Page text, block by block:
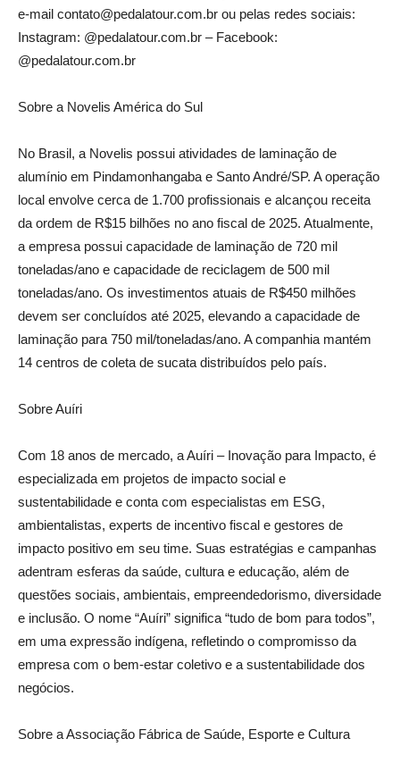
e-mail contato@pedalatour.com.br ou pelas redes sociais:
Instagram: @pedalatour.com.br – Facebook:
@pedalatour.com.br
Sobre a Novelis América do Sul
No Brasil, a Novelis possui atividades de laminação de
alumínio em Pindamonhangaba e Santo André/SP. A operação
local envolve cerca de 1.700 profissionais e alcançou receita
da ordem de R$15 bilhões no ano fiscal de 2025. Atualmente,
a empresa possui capacidade de laminação de 720 mil
toneladas/ano e capacidade de reciclagem de 500 mil
toneladas/ano. Os investimentos atuais de R$450 milhões
devem ser concluídos até 2025, elevando a capacidade de
laminação para 750 mil/toneladas/ano. A companhia mantém
14 centros de coleta de sucata distribuídos pelo país.
Sobre Auíri
Com 18 anos de mercado, a Auíri – Inovação para Impacto, é
especializada em projetos de impacto social e
sustentabilidade e conta com especialistas em ESG,
ambientalistas, experts de incentivo fiscal e gestores de
impacto positivo em seu time. Suas estratégias e campanhas
adentram esferas da saúde, cultura e educação, além de
questões sociais, ambientais, empreendedorismo, diversidade
e inclusão. O nome “Auíri” significa “tudo de bom para todos”,
em uma expressão indígena, refletindo o compromisso da
empresa com o bem-estar coletivo e a sustentabilidade dos
negócios.
Sobre a Associação Fábrica de Saúde, Esporte e Cultura